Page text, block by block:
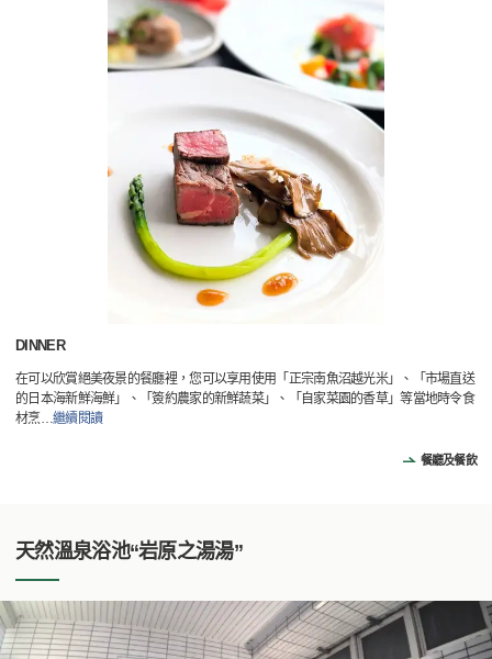
DINNER
在可以欣賞絕美夜景的餐廳裡，您可以享用使用「正宗南魚沼越光米」、「市場直送
的日本海新鮮海鮮」、「簽約農家的新鮮蔬菜」、「自家菜園的香草」等當地時令食
材烹…繼續閱讀
餐廳及餐飲
天然溫泉浴池“岩原之湯湯”